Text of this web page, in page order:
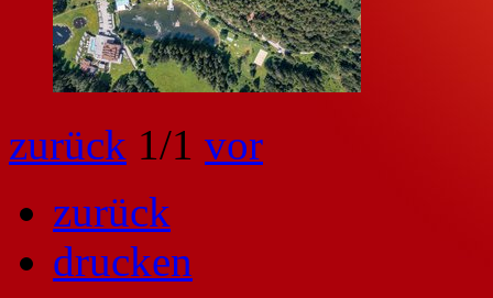
zurück 1/1 vor
zurück
drucken